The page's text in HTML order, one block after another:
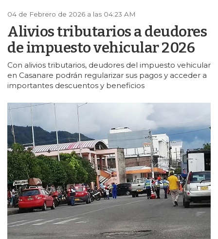
04 de Febrero de 2026 a las 04:23 AM
Alivios tributarios a deudores
de impuesto vehicular 2026
Con alivios tributarios, deudores del impuesto vehicular
en Casanare podrán regularizar sus pagos y acceder a
importantes descuentos y beneficios